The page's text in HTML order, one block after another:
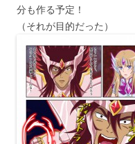
分も作る予定！
（それが目的だった）